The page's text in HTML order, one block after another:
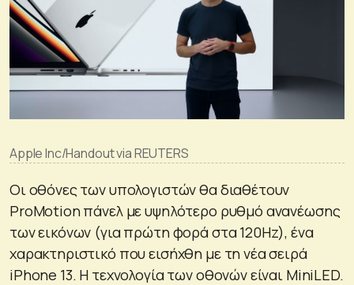
Apple Inc/Handout via REUTERS
Οι οθόνες των υπολογιστών θα διαθέτουν
ProMotion πάνελ με υψηλότερο ρυθμό ανανέωσης
των εικόνων (για πρώτη φορά στα 120Hz), ένα
χαρακτηριστικό που εισήχθη με τη νέα σειρά
iPhone 13. Η τεχνολογία των οθονών είναι MiniLED.